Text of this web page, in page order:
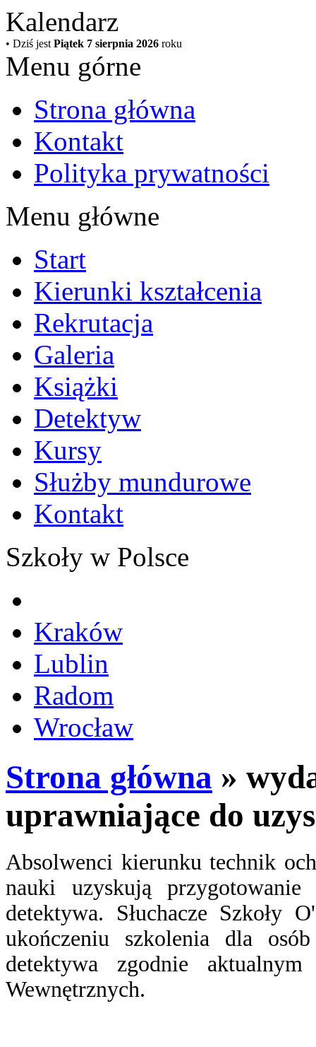
Kalendarz
• Dziś jest Piątek 7 sierpnia 2026 roku
Menu górne
Strona główna
Kontakt
Polityka prywatności
Menu główne
Start
Kierunki kształcenia
Rekrutacja
Galeria
Książki
Detektyw
Kursy
Służby mundurowe
Kontakt
Szkoły w Polsce
Kraków
Lublin
Radom
Wrocław
Strona główna »
uprawniające do
Absolwenci kierunku technik
nauki uzyskują
detektywa. Słuchacze Szkoły
ukończeniu szkolenia dla
detektywa zgodnie
Wewnętrznych.